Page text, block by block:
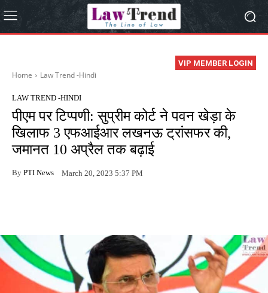
VIP MEMBER LOGIN
Home Law Trend -Hindi
LAW TREND -HINDI
पीएम पर टिप्पणी: सुप्रीम कोर्ट ने पवन खेड़ा के
खिलाफ 3 एफआईआर लखनऊ ट्रांसफर की,
जमानत 10 अप्रैल तक बढ़ाई
By PTI News March 20, 2023 5:37 PM